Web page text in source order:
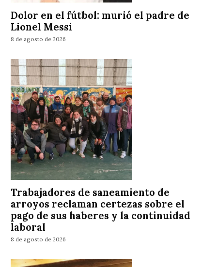
Dolor en el fútbol: murió el padre de
Lionel Messi
8 de agosto de 2026
Trabajadores de saneamiento de
arroyos reclaman certezas sobre el
pago de sus haberes y la continuidad
laboral
8 de agosto de 2026